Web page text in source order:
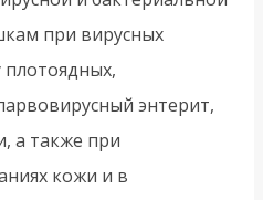
при вирусных
энтерит,
а также при
кожи и в